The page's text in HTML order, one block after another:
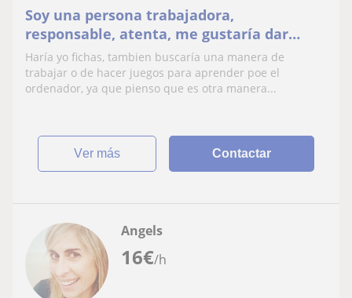
Soy una persona trabajadora,
responsable, atenta, me gustaría dar
clases a niños de primaria.
Haría yo fichas, tambien buscaría una manera de
trabajar o de hacer juegos para aprender poe el
ordenador, ya que pienso que es otra manera...
ver más Contactar
16€/h
Angels